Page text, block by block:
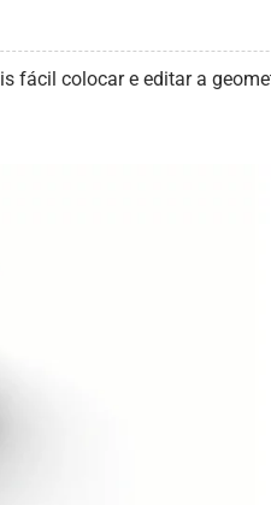
fácil colocar e editar a